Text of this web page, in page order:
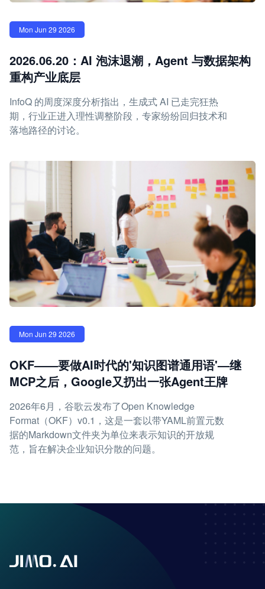
Mon Jun 29 2026
2026.06.20：AI 泡沫退潮，Agent 与数据架构
重构产业底层
InfoQ 的周度深度分析指出，生成式 AI 已走完狂热
期，行业正进入理性调整阶段，专家纷纷回归技术和
落地路径的讨论。
Mon Jun 29 2026
OKF——要做AI时代的'知识图谱通用语'—继
MCP之后，Google又扔出一张Agent王牌
2026年6月，谷歌云发布了Open Knowledge
Format（OKF）v0.1，这是一套以带YAML前置元数
据的Markdown文件夹为单位来表示知识的开放规
范，旨在解决企业知识分散的问题。